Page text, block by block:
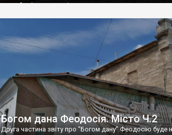
принаймні до цього літа.
Богом дана Феодосія. Місто Ч.2
Друга частина звіту про "Богом дану" Феодосію буде